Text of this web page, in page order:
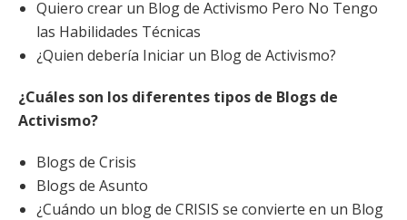
Quiero crear un Blog de Activismo Pero No Tengo
las Habilidades Técnicas
¿Quien debería Iniciar un Blog de Activismo?
¿Cuáles son los diferentes tipos de Blogs de
Activismo?
Blogs de Crisis
Blogs de Asunto
¿Cuándo un blog de CRISIS se convierte en un Blog